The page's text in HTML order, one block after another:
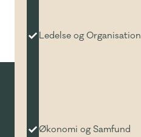
Ledelse og Organisation
Økonomi og Samfund